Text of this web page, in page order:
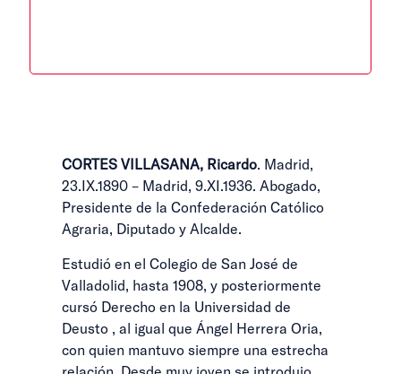
CORTES VILLASANA, Ricardo. Madrid,
23.IX.1890 – Madrid, 9.XI.1936. Abogado,
Presidente de la Confederación Católico
Agraria, Diputado y Alcalde.
Estudió en el Colegio de San José de
Valladolid, hasta 1908, y posteriormente
cursó Derecho en la Universidad de
Deusto , al igual que Ángel Herrera Oria,
con quien mantuvo siempre una estrecha